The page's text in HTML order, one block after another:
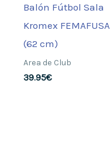
Balón Fútbol Sala
Kromex FEMAFUSA
(62 cm)
Area de Club
39.95€